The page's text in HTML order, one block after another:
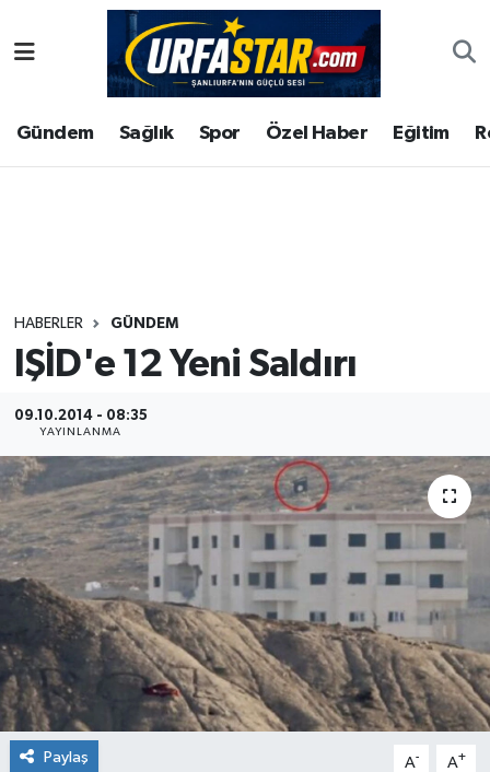
Gündem Sağlık Spor Özel Haber Eğitim
HABERLER GÜNDEM
IŞİD'e 12 Yeni Saldırı
09.10.2014 - 08:35
YAYINLANMA
Paylaş A- A+
ASAYİS
ÇEVRE
Gündem
Kültür
Magazin
Şanlıurfa Nöbetçi Eczaneler
Şanlıurfa Hava Durumu
Tüm Manşetler
Son Dakika Haberleri
Haber Arşivi